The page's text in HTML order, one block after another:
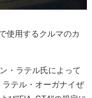
使用するクルマのカ
・ラテル氏によって
テル・オーガナイぜ